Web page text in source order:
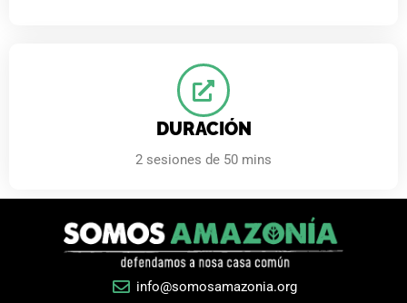
DURACIÓN
2 sesiones de 50 mins
info@somosamazonia.org